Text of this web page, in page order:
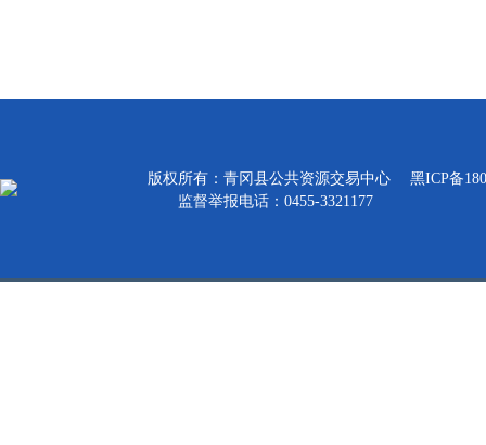
版权所有：青冈县公共资源交易中心 黑ICP备
监督举报电话：0455-3321177